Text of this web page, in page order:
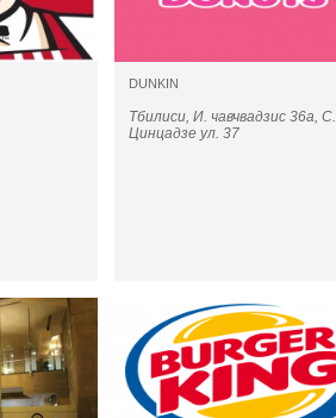
DUNKIN
Тбилиси, И. чавчвадзис 36а, С.
Цинцадзе ул. 37